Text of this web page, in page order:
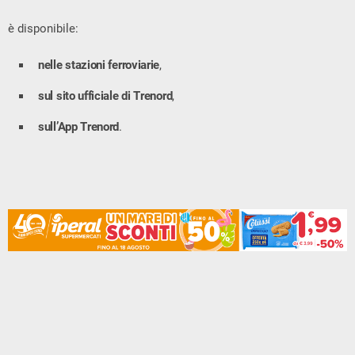
è disponibile:
nelle stazioni ferroviarie,
sul sito ufficiale di Trenord,
sull’App Trenord.